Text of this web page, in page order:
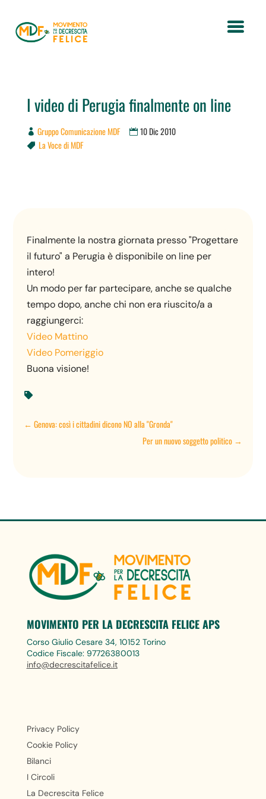
I video di Perugia finalmente on line
Gruppo Comunicazione MDF 10 Dic 2010
 La Voce di MDF
Finalmente la nostra giornata presso "Progettare
il futuro" a Perugia è disponibile on line per
intero!
Un modo per far partecipare, anche se qualche
tempo dopo, anche chi non era riuscito/a a
raggiungerci:
Video Mattino
Video Pomeriggio
Buona visione!

←Genova: così i cittadini dicono NO alla "Gronda"
Per un nuovo soggetto politico→
MOVIMENTO PER LA DECRESCITA FELICE APS
Corso Giulio Cesare 34, 10152 Torino
Codice Fiscale: 97726380013
info@decrescitafelice.it
Privacy Policy
Cookie Policy
Bilanci
I Circoli
La Decrescita Felice